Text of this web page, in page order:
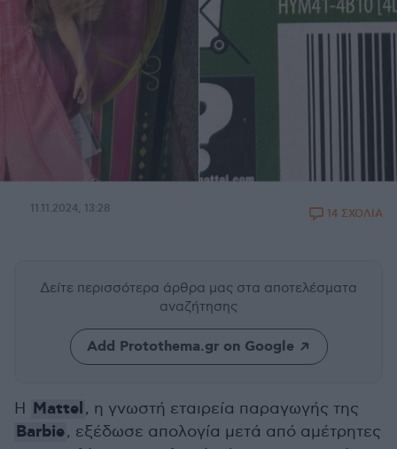
11.11.2024, 13:28 14 ΣΧΟΛΙΑ
Δείτε περισσότερα άρθρα μας στα αποτελέσματα
αναζήτησης
Add Protothema.gr on Google
Η Mattel, η γνωστή εταιρεία παραγωγής της
Barbie, εξέδωσε απολογία μετά από αμέτρητες